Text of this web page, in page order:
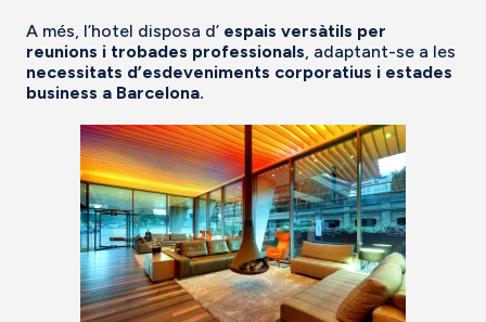
A més, l’hotel disposa d’ espais versàtils per
reunions i trobades professionals , adaptant-se a les
necessitats d’esdeveniments corporatius i estades
business a Barcelona.